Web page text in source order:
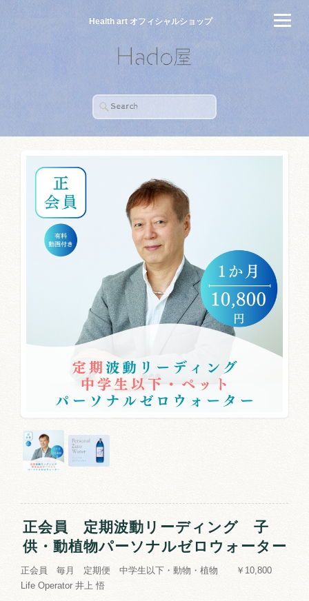
Health art オフィシャルショップ
正会員 定期波動リーディング 子
供・動植物パーソナルゼロウォーター
正会員 毎月 定期便 中学生以下・動物・植物 ￥10,800
Life Operator 井上 悟